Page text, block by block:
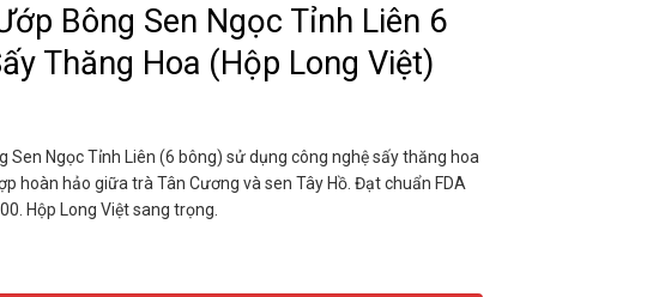
Bông Sen Ngọc Tỉnh Liên 6
Thăng Hoa (Hộp Long Việt)
Sen Ngọc Tỉnh Liên (6 bông) sử dụng công nghệ sấy thăng hoa
hoàn hảo giữa trà Tân Cương và sen Tây Hồ. Đạt chuẩn FDA
Hộp Long Việt sang trọng.
Sen Ngọc Tỉnh Liên 6 Bông - Sấy Thăng Hoa (Hộp Long Việt) số lượng